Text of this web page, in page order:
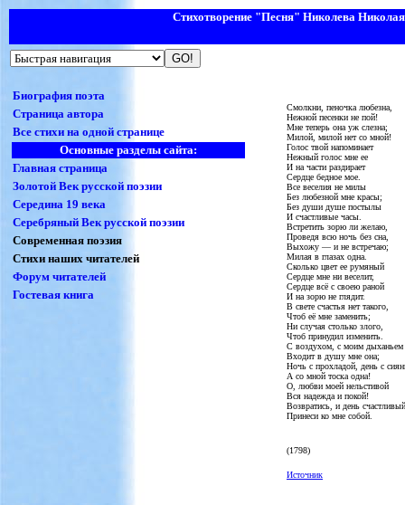
Стихотворение "Песня" НиколеваНиколая
Биография поэта
Страница автора
Все стихи на одной странице
Основные разделы сайта:
Главная страница
Золотой Век русской поэзии
Середина 19 века
Серебряный Век русской поэзии
Современная поэзия
Стихи наших читателей
Форум читателей
Гостевая книга
Смолкни, пеночка любезна,
Нежной песенки не пой!
Мне теперь она уж слезна;
Милой, милой нет со мной!
Голос твой напоминает
Нежный голос мне ее
И на части раздирает
Сердце бедное мое.
Все веселия не милы
Без любезной мне красы;
Без души душе постылы
И счастливые часы.
Встретить зорю ли желаю,
Проведя всю ночь без сна,
Выхожу — и не встречаю;
Милая в глазах одна.
Сколько цвет ее румяный
Сердце мне ни веселит,
Сердце всё с своею раной
И на зорю не глядит.
В свете счастья нет такого,
Чтоб её мне заменить;
Ни случая столько злого,
Чтоб принудил изменить.
С воздухом, с моим дыханьем
Входит в душу мне она;
Ночь с прохладой, день с
А со мной тоска одна!
О, любви моей нельстивой
Вся надежда и покой!
Возвратись, и день счастливый
Принеси ко мне собой.
(1798)
Источник